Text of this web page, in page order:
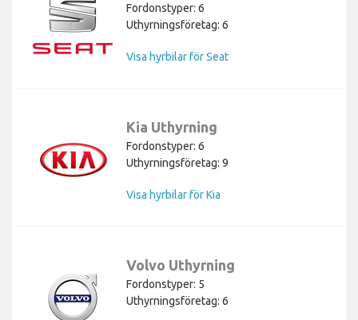
Fordonstyper: 6
Uthyrningsföretag: 6
Visa hyrbilar för Seat
Kia Uthyrning
Fordonstyper: 6
Uthyrningsföretag: 9
Visa hyrbilar för Kia
Volvo Uthyrning
Fordonstyper: 5
Uthyrningsföretag: 6